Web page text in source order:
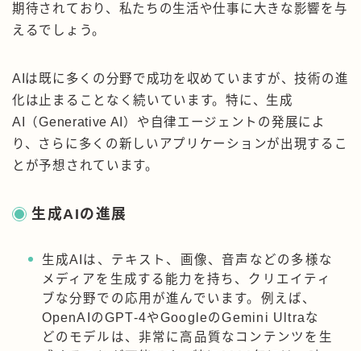
期待されており、私たちの生活や仕事に大きな影響を与
えるでしょう。
AIは既に多くの分野で成功を収めていますが、技術の進
化は止まることなく続いています。特に、生成
AI（Generative AI）や自律エージェントの発展によ
り、さらに多くの新しいアプリケーションが出現するこ
とが予想されています。
生成AIの進展
生成AIは、テキスト、画像、音声などの多様な
メディアを生成する能力を持ち、クリエイティ
ブな分野での応用が進んでいます。例えば、
OpenAIのGPT-4やGoogleのGemini Ultraな
どのモデルは、非常に高品質なコンテンツを生